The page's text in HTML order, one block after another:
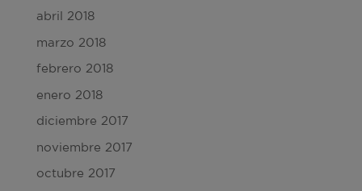
abril 2018
marzo 2018
febrero 2018
enero 2018
diciembre 2017
noviembre 2017
octubre 2017